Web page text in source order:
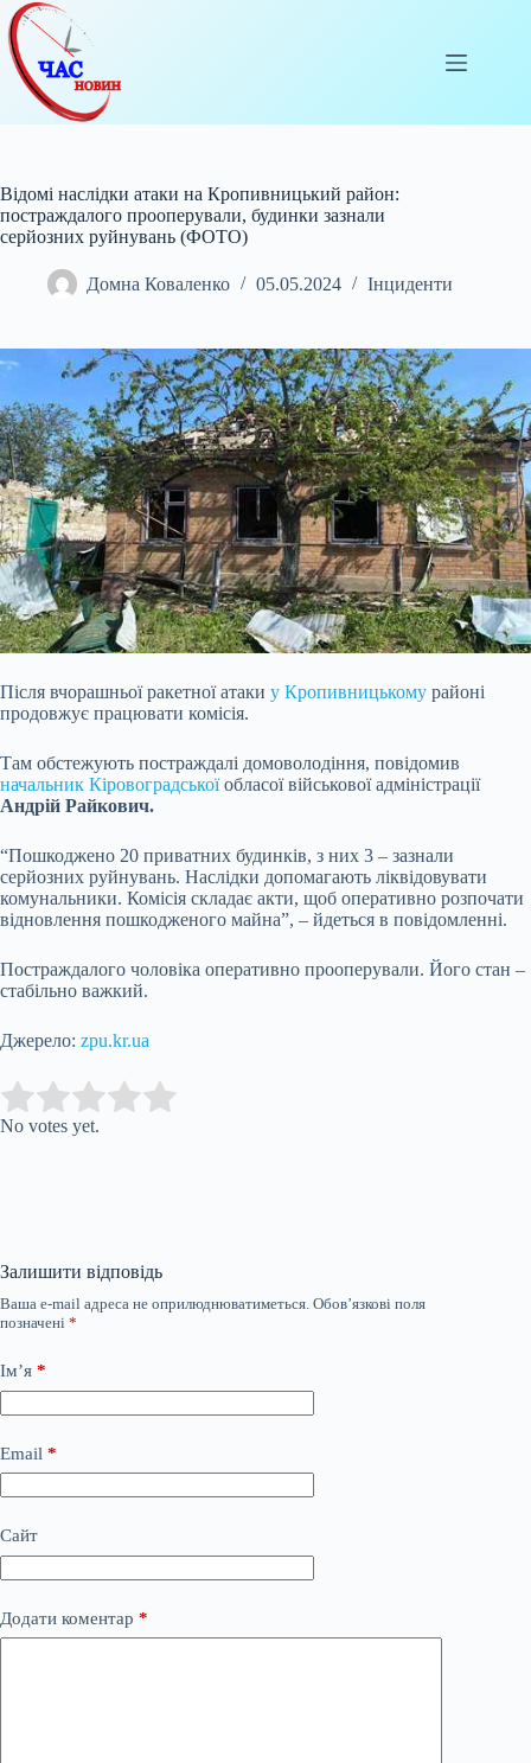
Перейти
до
вмісту
Відомі наслідки атаки на Кропивницький район:
постраждалого прооперували, будинки зазнали
серйозних руйнувань (ФОТО)
Домна Коваленко 05.05.2024 Інциденти
Після вчорашньої ракетної атаки у Кропивницькому районі
продовжує працювати комісія.
Там обстежують постраждалі домоволодіння, повідомив
начальник Кіровоградськоїобласої військової адміністрації
Андрій Райкович.
“Пошкоджено 20 приватних будинків, з них 3 – зазнали
серйозних руйнувань. Наслідки допомагають ліквідовувати
комунальники. Комісія складає акти, щоб оперативно розпочати
відновлення пошкодженого майна”, – йдеться в повідомленні.
Постраждалого чоловіка оперативно прооперували. Його стан –
стабільно важкий.
Джерело: zpu.kr.ua
Rate thisitem:
No votes yet.
Залишити відповідь
Ваша e-mail адреса не оприлюднюватиметься. Обов’язкові поля
позначені *
Ім’я *
Email *
Сайт
Додати коментар *